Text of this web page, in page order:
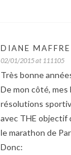
DIANE MAFFRE
02/01/2015 at 111105
Très bonne
De mon côté, mes
résolutions
avec THE objectif
le marathon de
Donc: